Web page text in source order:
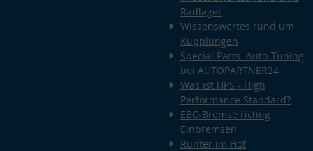
Radlager
Wissenswertes rund um
Kupplungen
Special Parts: Auto-Tuning
bei AUTOPARTNER24
Was ist HPS - High
Performance Standard?
EBC-Bremse richtig
Einbremsen
Runter im Hof